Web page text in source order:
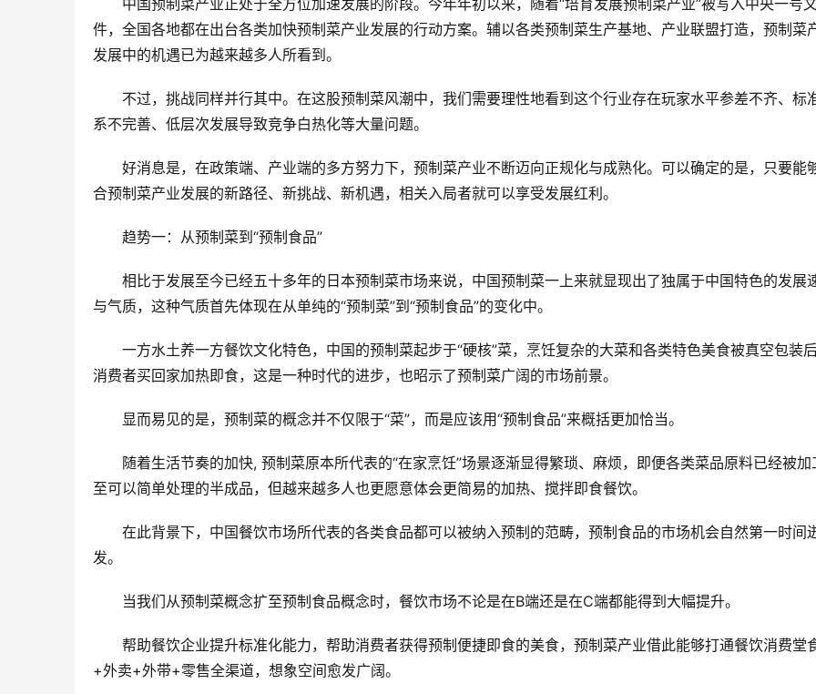
中国预制菜产业正处于全方位加速发展的阶段。今年年初以来，随着“培育发展预制菜产业”被写入中央一号
件，全国各地都在出台各类加快预制菜产业发展的行动方案。辅以各类预制菜生产基地、产业联盟打造，预制菜
发展中的机遇已为越来越多人所看到。
不过，挑战同样并行其中。在这股预制菜风潮中，我们需要理性地看到这个行业存在玩家水平参差不齐、标
系不完善、低层次发展导致竞争白热化等大量问题。
好消息是，在政策端、产业端的多方努力下，预制菜产业不断迈向正规化与成熟化。可以确定的是，只要能
合预制菜产业发展的新路径、新挑战、新机遇，相关入局者就可以享受发展红利。
趋势一：从预制菜到“预制食品”
相比于发展至今已经五十多年的日本预制菜市场来说，中国预制菜一上来就显现出了独属于中国特色的发展
与气质，这种气质首先体现在从单纯的“预制菜”到“预制食品”的变化中。
一方水土养一方餐饮文化特色，中国的预制菜起步于“硬核”菜，烹饪复杂的大菜和各类特色美食被真空包装后
消费者买回家加热即食，这是一种时代的进步，也昭示了预制菜广阔的市场前景。
显而易见的是，预制菜的概念并不仅限于“菜”，而是应该用“预制食品”来概括更加恰当。
随着生活节奏的加快, 预制菜原本所代表的“在家烹饪”场景逐渐显得繁琐、麻烦，即便各类菜品原料已经被加
至可以简单处理的半成品，但越来越多人也更愿意体会更简易的加热、搅拌即食餐饮。
在此背景下，中国餐饮市场所代表的各类食品都可以被纳入预制的范畴，预制食品的市场机会自然第一时间
发。
当我们从预制菜概念扩至预制食品概念时，餐饮市场不论是在B端还是在C端都能得到大幅提升。
帮助餐饮企业提升标准化能力，帮助消费者获得预制便捷即食的美食，预制菜产业借此能够打通餐饮消费堂
+外卖+外带+零售全渠道，想象空间愈发广阔。